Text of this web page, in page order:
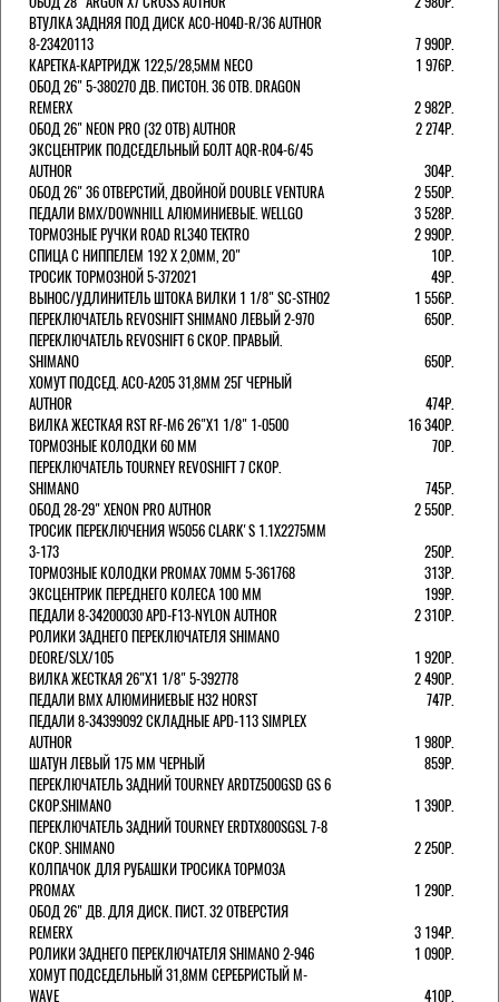
ВТУЛКА ЗАДНЯЯ ПОД ДИСК ACO-H04D-R/36 AUTHOR
8-23420113
7 990Р.
КАРЕТКА-КАРТРИДЖ 122,5/28,5ММ NECO
1 976Р.
ОБОД 26" 5-380270 ДВ. ПИСТОН. 36 ОТВ. DRAGON
REMERX
2 982Р.
ОБОД 26" NEON PRO (32 ОТВ) AUTHOR
2 274Р.
ЭКСЦЕНТРИК ПОДСЕДЕЛЬНЫЙ БОЛТ AQR-R04-6/45
AUTHOR
304Р.
ОБОД 26" 36 ОТВЕРСТИЙ, ДВОЙНОЙ DOUBLE VENTURA
2 550Р.
ПЕДАЛИ BMX/DOWNHILL АЛЮМИНИЕВЫЕ. WELLGO
3 528Р.
ТОРМОЗНЫЕ РУЧКИ ROAD RL340 TEKTRO
2 990Р.
СПИЦА С НИППЕЛЕМ 192 Х 2,0ММ, 20"
10Р.
ТРОСИК ТОРМОЗНОЙ 5-372021
49Р.
ВЫНОС/УДЛИНИТЕЛЬ ШТОКА ВИЛКИ 1 1/8" SC-STH02
1 556Р.
ПЕРЕКЛЮЧАТЕЛЬ REVOSHIFT SHIMANO ЛЕВЫЙ 2-970
650Р.
ПЕРЕКЛЮЧАТЕЛЬ REVOSHIFT 6 СКОР. ПРАВЫЙ.
SHIMANO
650Р.
ХОМУТ ПОДСЕД. ACO-A205 31,8ММ 25Г ЧЕРНЫЙ
AUTHOR
474Р.
ВИЛКА ЖЕСТКАЯ RST RF-M6 26"Х1 1/8" 1-0500
16 340Р.
ТОРМОЗНЫЕ КОЛОДКИ 60 ММ
70Р.
ПЕРЕКЛЮЧАТЕЛЬ TOURNEY REVOSHIFT 7 СКОР.
SHIMANO
745Р.
ОБОД 28-29" XENON PRO AUTHOR
2 550Р.
ТРОСИК ПЕРЕКЛЮЧЕНИЯ W5056 CLARK'S 1.1Х2275ММ
3-173
250Р.
ТОРМОЗНЫЕ КОЛОДКИ PROMAX 70ММ 5-361768
313Р.
ЭКСЦЕНТРИК ПЕРЕДНЕГО КОЛЕСА 100 ММ
199Р.
ПЕДАЛИ 8-34200030 APD-F13-NYLON AUTHOR
2 310Р.
РОЛИКИ ЗАДНЕГО ПЕРЕКЛЮЧАТЕЛЯ SHIMANO
DEORE/SLX/105
1 920Р.
ВИЛКА ЖЕСТКАЯ 26"Х1 1/8" 5-392778
2 490Р.
ПЕДАЛИ BMX АЛЮМИНИЕВЫЕ H32 HORST
747Р.
ПЕДАЛИ 8-34399092 СКЛАДНЫЕ APD-113 SIMPLEX
AUTHOR
1 980Р.
ШАТУН ЛЕВЫЙ 175 ММ ЧЕРНЫЙ
859Р.
ПЕРЕКЛЮЧАТЕЛЬ ЗАДНИЙ TOURNEY ARDTZ500GSD GS 6
СКОР.SHIMANO
1 390Р.
ПЕРЕКЛЮЧАТЕЛЬ ЗАДНИЙ TOURNEY ERDTX800SGSL 7-8
СКОР. SHIMANO
2 250Р.
КОЛПАЧОК ДЛЯ РУБАШКИ ТРОСИКА ТОРМОЗА
PROMAX
1 290Р.
ОБОД 26" ДВ. ДЛЯ ДИСК. ПИСТ. 32 ОТВЕРСТИЯ
REMERX
3 194Р.
РОЛИКИ ЗАДНЕГО ПЕРЕКЛЮЧАТЕЛЯ SHIMANO 2-946
1 090Р.
ХОМУТ ПОДСЕДЕЛЬНЫЙ 31,8ММ СЕРЕБРИСТЫЙ M-
WAVE
410Р.